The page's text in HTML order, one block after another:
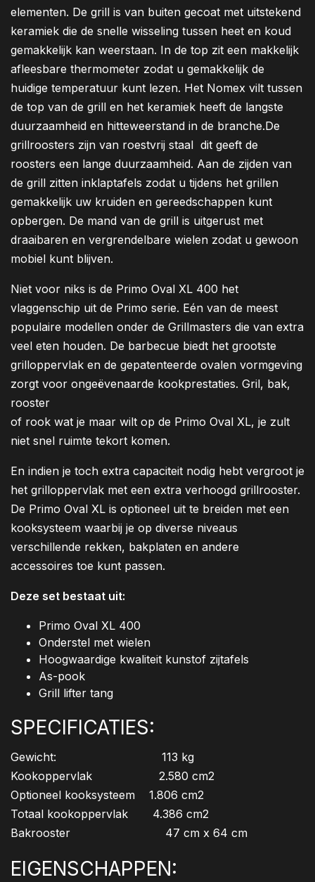
elementen. De grill is van buiten gecoat met uitstekend
keramiek die de snelle wisseling tussen heet en koud
gemakkelijk kan weerstaan. In de top zit een makkelijk
afleesbare thermometer zodat u gemakkelijk de
huidige temperatuur kunt lezen. Het Nomex vilt tussen
de top van de grill en het keramiek heeft de langste
duurzaamheid en hitteweerstand in de branche.De
grillroosters zijn van roestvrij staal dit geeft de
roosters een lange duurzaamheid. Aan de zijden van
de grill zitten inklaptafels zodat u tijdens het grillen
gemakkelijk uw kruiden en gereedschappen kunt
opbergen. De mand van de grill is uitgerust met
draaibaren en vergrendelbare wielen zodat u gewoon
mobiel kunt blijven.
Niet voor niks is de Primo Oval XL 400 het
vlaggenschip uit de Primo serie. Eén van de meest
populaire modellen onder de Grillmasters die van extra
veel eten houden. De barbecue biedt het grootste
grilloppervlak en de gepatenteerde ovalen vormgeving
zorgt voor ongeëvenaarde kookprestaties. Gril, bak,
rooster
of rook wat je maar wilt op de Primo Oval XL, je zult
niet snel ruimte tekort komen.
En indien je toch extra capaciteit nodig hebt vergroot je
het grilloppervlak met een extra verhoogd grillrooster.
De Primo Oval XL is optioneel uit te breiden met een
kooksysteem waarbij je op diverse niveaus
verschillende rekken, bakplaten en andere
accessoires toe kunt passen.
Deze set bestaat uit:
Primo Oval XL 400
Onderstel met wielen
Hoogwaardige kwaliteit kunstof zijtafels
As-pook
Grill lifter tang
SPECIFICATIES:
Gewicht: 113 kg
Kookoppervlak 2.580 cm2
Optioneel kooksysteem 1.806 cm2
Totaal kookoppervlak 4.386 cm2
Bakrooster 47 cm x 64 cm
EIGENSCHAPPEN: